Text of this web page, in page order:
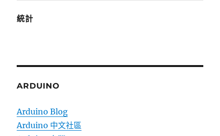
統計
ARDUINO
Arduino Blog
Arduino 中文社區